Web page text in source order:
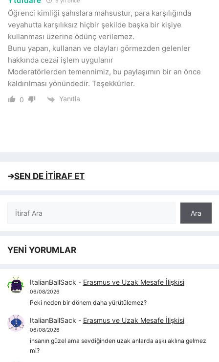
Öğrenci kimliği şahıslara mahsustur, para karşılığında
veyahutta karşılıksız hiçbir şekilde başka bir kişiye
kullanması üzerine ödünç verilemez.
Bunu yapan, kullanan ve olayları görmezden gelenler
hakkında cezai işlem uygulanır
Moderatörlerden temennimiz, bu paylaşımın bir an önce
kaldırılması yönündedir. Teşekkürler.
0 Yanıtla
➔SEN DE İTİRAF ET
Ara
Ara
YENİ YORUMLAR
ItalianBallSack - Erasmus ve Uzak Mesafe İlişkisi
06/08/2026
Peki neden bir dönem daha yürütülemez?
ItalianBallSack - Erasmus ve Uzak Mesafe İlişkisi
06/08/2026
insanın güzel ama sevdiğinden uzak anlarda aşkı aklına gelmez
mi?